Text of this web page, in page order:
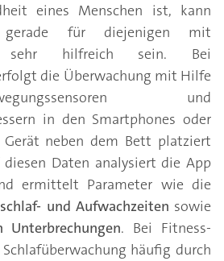
eines Menschen ist, kann
gerade für diejenigen mit
sehr hilfreich sein. Bei
die Überwachung mit Hilfe
und
in den Smartphones oder
Gerät neben dem Bett platziert
Daten analysiert die App
ermittelt Parameter wie die
und Aufwachzeiten sowie
. Bei Fitness-
häufig durch